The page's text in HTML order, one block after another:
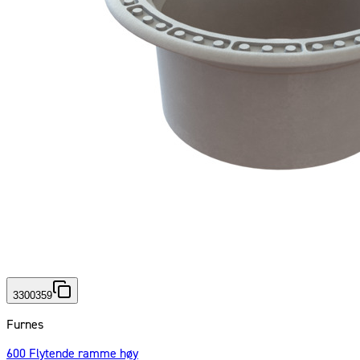
3300359
Furnes
600 Flytende ramme høy